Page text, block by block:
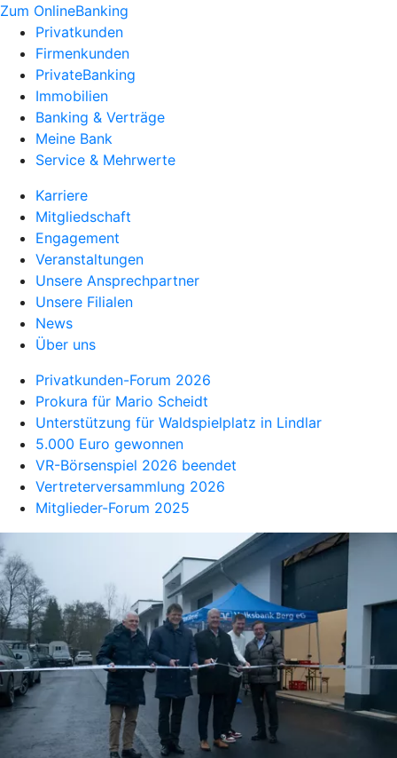
Zum OnlineBanking
Privatkunden
Firmenkunden
PrivateBanking
Immobilien
Banking & Verträge
Meine Bank
Service & Mehrwerte
Karriere
Mitgliedschaft
Engagement
Veranstaltungen
Unsere Ansprechpartner
Unsere Filialen
News
Über uns
Privatkunden-Forum 2026
Prokura für Mario Scheidt
Unterstützung für Waldspielplatz in Lindlar
5.000 Euro gewonnen
VR-Börsenspiel 2026 beendet
Vertreterversammlung 2026
Mitglieder-Forum 2025